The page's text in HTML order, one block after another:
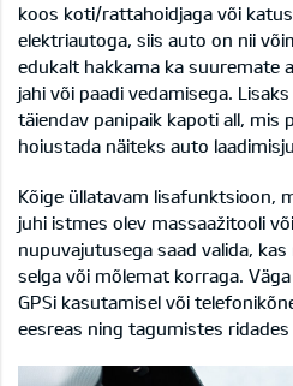
koos koti/rattahoidjaga või
elektriautoga, siis auto on nii
edukalt hakkama ka suuremate
jahi või paadi vedamisega.
täiendav panipaik kapoti all, mis
hoiustada näiteks auto
Kõige üllatavam lisafunktsioon,
juhi istmes olev massaažitooli
nupuvajutusega saad valida,
selga või mõlemat korraga.
GPSi kasutamisel või
eesreas ning tagumistes